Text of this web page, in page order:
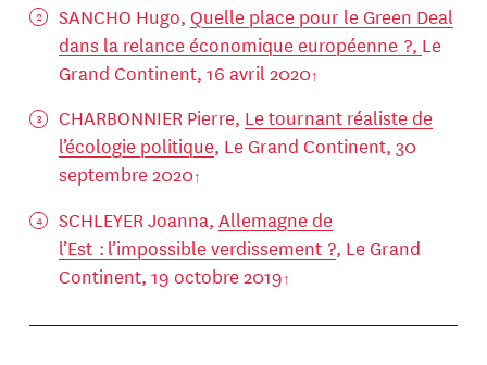
SANCHO Hugo, Quelle place pour le Green Deal
dans la relance économique européenne ?, Le
Grand Continent, 16 avril 2020
CHARBONNIER Pierre, Le tournant réaliste de
l’écologie politique, Le Grand Continent, 30
septembre 2020
SCHLEYER Joanna, Allemagne de
l’Est : l’impossible verdissement ?, Le Grand
Continent, 19 octobre 2019